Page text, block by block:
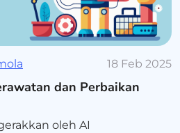
18 Feb 2025
dan Perbaikan
oleh AI